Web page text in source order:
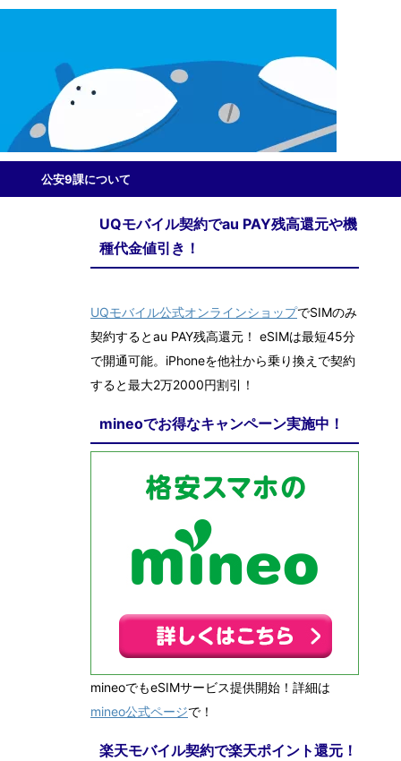
公安9課について
UQモバイル契約でau PAY残高還元や機
種代金値引き！
UQモバイル公式オンラインショップでSIMのみ
契約するとau PAY残高還元！ eSIMは最短45分
で開通可能。iPhoneを他社から乗り換えで契約
すると最大2万2000円割引！
mineoでお得なキャンペーン実施中！
mineoでもeSIMサービス提供開始！詳細は
mineo公式ページで！
楽天モバイル契約で楽天ポイント還元！